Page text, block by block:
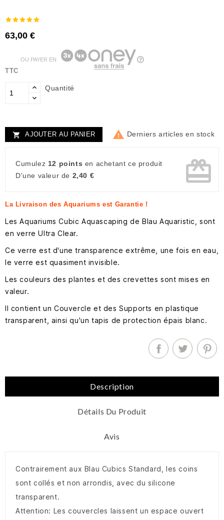
63,00 €
TTC
OU PAYER EN
Quantité
 AJOUTER AU PANIER  Derniers articles en stock
Cumulez 12 points en achetant ce produit
D'une valeur de 2,40 € card_giftcard
La Livraison des Aquariums est Garantie !
Les Aquariums Cubic Aquascaping de Blau Aquaristic, sont
en verre Ultra Clear.
Ce verre est d'une transparence extrême, une fois en eau,
le verre est quasiment invisible.
Les couleurs des plantes et des crevettes sont mises en
valeur.
Il contient un Couvercle et des Supports en plastique
transparent, ainsi qu'un tapis de protection épais blanc.
Description
Détails Du Produit
Avis
Contrairement aux Blau Cubics Standard, les coins
sont collés et non arrondis, avec du silicone
transparent.
Attention: Les couvercles laissent un espace ouvert